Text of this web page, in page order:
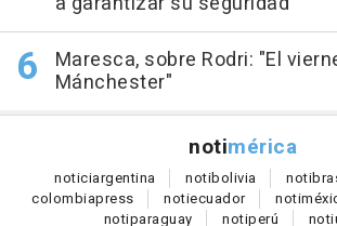
Maresca, sobre Rodri: "El
Mánchester"
notimérica
noticiargentina notibolivia noti
colombiapress notiecuador noti
notiparaguay notiperú noti